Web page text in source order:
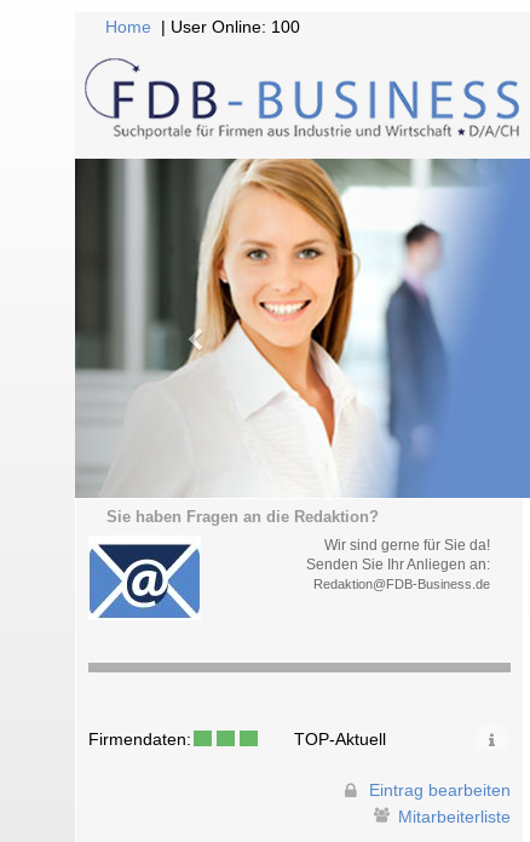
Home | User Online: 100
Sie haben Fragen an die Redaktion?
Wir sind gerne für Sie da!
Senden Sie Ihr Anliegen an:
Redaktion@FDB-Business.de
Firmendaten: TOP-Aktuell
Eintrag bearbeiten
Mitarbeiterliste